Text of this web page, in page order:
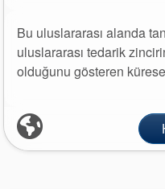
beyaz
Bu uluslararası alanda
uluslararası tedarik
olduğunu gösteren